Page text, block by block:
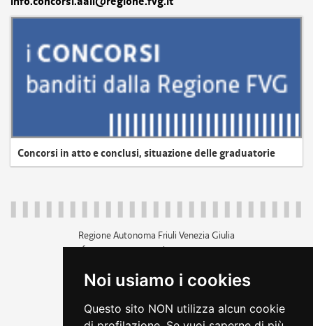
Noi usiamo i cookies
Questo sito NON utilizza alcun cookie
Concorsi in atto e conclusi, situazione delle graduatorie
Regione Autonoma Friuli Venezia Giulia
c.f. 80014930327; p.iva 00526040324
+39 040 3771111
amministrazione trasparente